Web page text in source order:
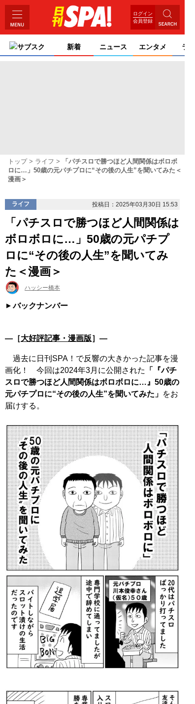
ログイン
会員登録
サブスク 新着 ニュース エンタメ ライ
トップ ライフ
「パチスロで勝つほど人間関係はボロボ
ロに…」50歳の元パチプロに“その後の人生”を聞いてみた＜
漫画＞
ライフ 投稿日：2025年03月30日 15:53
「パチスロで勝つほど人間関係は
ボロボロに…」50歳の元パチプ
ロに“その後の人生”を聞いてみ
た＜漫画＞
ハッシー橋本
バックナンバー
―［大好評記事・漫画版］―
過去に日刊SPA！で反響の大きかった記事を漫
画化！ 今回は2024年3月に公開された
「『パチ
スロで勝つほど人間関係はボロボロに…』50歳の
元パチプロに“その後の人生”を聞いてみた」 をお
届けする。